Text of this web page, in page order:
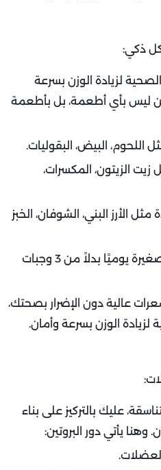
ذكي:
لزيادة الوزن بسرعة
ليس بأي أطعمة، بل بأطعمة
اللحوم، البيض، البقوليات.
الزيتون، المكسرات،
الأرز البني، الشوفان، الخبز
قسم وجباتك إلى 5-6 وجبات صغيرة يوميًا بدلاً من 3 وجبات
عالية دون الإضرار بصحتك،
الوزن بسرعة وأمان.
عليك بالتركيز على بناء
وهنا يأتي دور البروتين: